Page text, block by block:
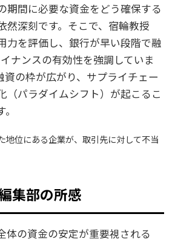
期間に必要な資金をどう確保する
然深刻です。そこで、宿輪教授
力を評価し、銀行が早い段階で融
ナンスの有効性を強調していま
資の枠が広がり、サプライチェー
（パラダイムシフト）が起こるこ
地位にある企業が、取引先に対して不当
集部の所感
体の資金の安定が重要視される